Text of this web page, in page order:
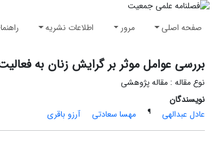
صفحه اصلی مرور اطلاعات نشریه
بررسی عوامل موثر بر گرایش زنان به
نوع مقاله : مقاله پژوهشی
نویسندگان
عادل عبدالهی
¶ مهسا سعادتی آرزو باقری